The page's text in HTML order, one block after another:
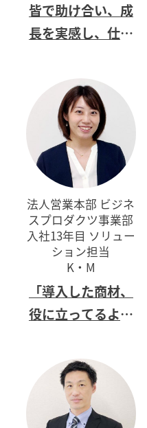
皆で助け合い、 成
長を実感し、 仕事
る！
法人営業本部 ビジネ
スプロダクツ事業部
入社13年目 ソリュー
ション担当
K・M
「導入した商材、
役に立ってるよ。
客さまから頂ける
ように